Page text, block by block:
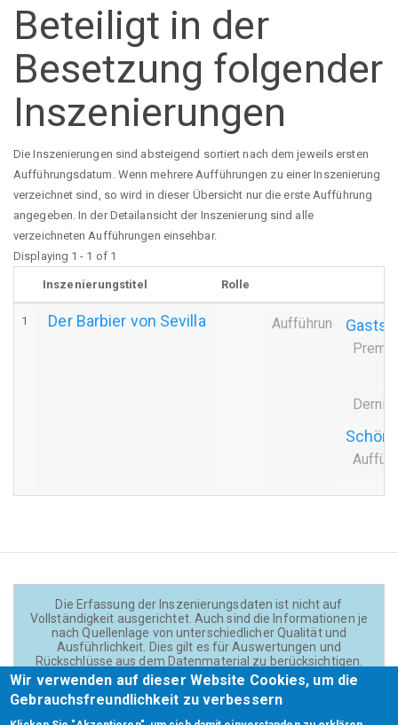
Beteiligt in der
Besetzung folgender
Inszenierungen
Die Inszenierungen sind absteigend sortiert nach dem jeweils ersten
Aufführungsdatum. Wenn mehrere Aufführungen zu einer Inszenierung
verzeichnet sind, so wird in dieser Übersicht nur die erste Aufführung
angegeben. In der Detailansicht der Inszenierung sind alle
verzeichneten Aufführungen einsehbar.
Displaying 1 - 1 of 1
Inszenierungstitel Rolle
1 Der Barbier von Sevilla Aufführung
Die Erfassung der Inszenierungsdaten ist nicht auf
Vollständigkeit ausgerichtet. Auch sind die Informationen je
nach Quellenlage von unterschiedlicher Qualität und
Ausführlichkeit. Dies gilt es für Auswertungen und
Rückschlüsse aus dem Datenmaterial zu berücksichtigen.
Daten und Texte auf der Website sind - wenn nicht anders
angegeben - lizensiert unterCC BY 4.0(Creator:
Theadok.at).
Wir verwenden auf dieser Website Cookies, um die
Gebrauchsfreundlichkeit zu verbessern